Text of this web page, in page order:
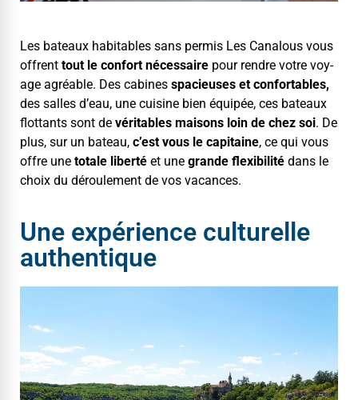
Les bateaux hab­it­a­bles sans per­mis Les Canalous vous
offrent tout le con­fort néces­saire pour ren­dre votre voy­
age agréable. Des cab­ines spa­cieuses et con­fort­a­bles,
des salles d’eau, une cui­sine bien équipée, ces bateaux
flot­tants sont de véri­ta­bles maisons loin de chez soi. De
plus, sur un bateau, c’est vous le cap­i­taine, ce qui vous
offre une totale lib­erté et une grande flex­i­bil­ité dans le
choix du déroule­ment de vos vacances.
Une expérience culturelle
authentique